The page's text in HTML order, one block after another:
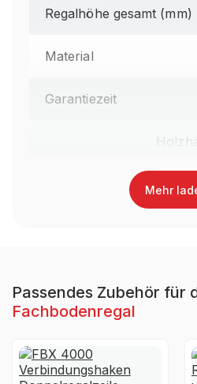
Regalhöhe gesamt (mm)
Material
Garantiezeit
Brancheneignung
Montageart
Anlieferart
Mehr
Passendes Zubehör für
Fachbodenregal